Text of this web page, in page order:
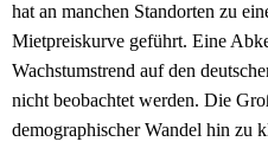
hat an manchen Standorten zu
Mietpreiskurve geführt. Eine
Wachstumstrend auf den
nicht beobachtet werden. Die
demographischer Wandel hin zu